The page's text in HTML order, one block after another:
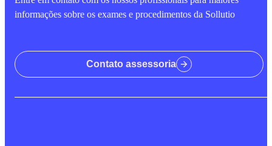
informações sobre os exames e procedimentos da Sollutio
Contato assessoria